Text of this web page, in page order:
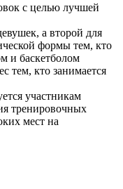
с целью лучшей
а второй для
формы тем, кто
и баскетболом
тем, кто занимается
участникам
тренировочных
мест на